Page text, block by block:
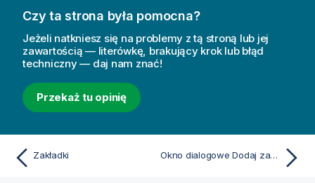
Czy ta strona była pomocna?
Jeżeli natkniesz się na problemy z tą stroną lub jej
zawartością — literówkę, brakujący krok lub błąd
techniczny — daj nam znać!
Przekaż tu opinię
Zakładki Okno dialogowe Dodaj zakładkę